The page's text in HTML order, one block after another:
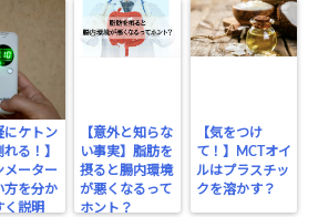
にケトン
る！】
メーター
方を分か
く説明
【意外と知らな
い事実】脂肪を
摂ると腸内環境
が悪くなるって
ホント？
【気をつけ
て！】MCTオイ
ルはプラスチッ
クを溶かす？